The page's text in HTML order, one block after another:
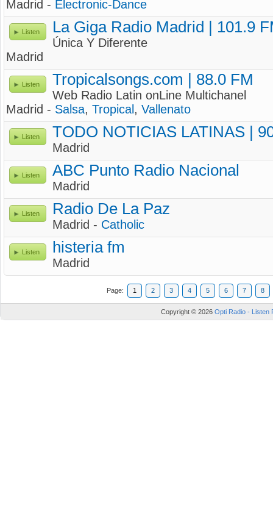
Madrid - Electronic-Dance
Listen La Giga Radio Madrid | 101.9
Única Y Diferente
Madrid
Listen Tropicalsongs.com | 88.0 FM
Web Radio Latin onLine Multichanel
Madrid - Salsa, Tropical , Vallenato
Listen TODO NOTICIAS LATINAS |
Madrid
Listen ABC Punto Radio Nacional
Madrid
Listen Radio De La Paz
Madrid - Catholic
Listen histeria fm
Madrid
Page: 1 2 3 4 5 6 7 8
Copyright © 2026 Opti Radio - Listen